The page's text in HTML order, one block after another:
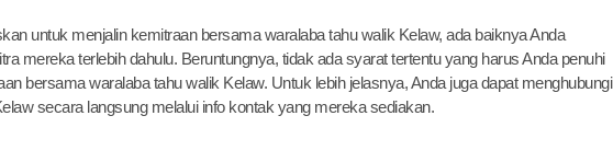
untuk menjalin kemitraan bersama waralaba tahu walik Kelaw, ada baiknya Anda
mereka terlebih dahulu. Beruntungnya, tidak ada syarat tertentu yang harus Anda penuhi
bersama waralaba tahu walik Kelaw. Untuk lebih jelasnya, Anda juga dapat menghubungi
secara langsung melalui info kontak yang mereka sediakan.